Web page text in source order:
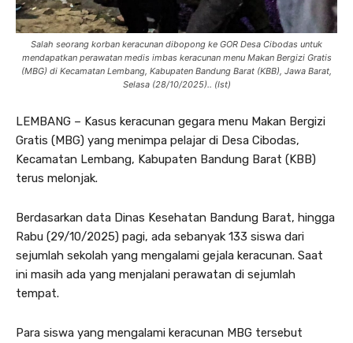
Salah seorang korban keracunan dibopong ke GOR Desa Cibodas untuk
mendapatkan perawatan medis imbas keracunan menu Makan Bergizi Gratis
(MBG) di Kecamatan Lembang, Kabupaten Bandung Barat (KBB), Jawa Barat,
Selasa (28/10/2025).. (Ist)
LEMBANG – Kasus keracunan gegara menu Makan Bergizi
Gratis (MBG) yang menimpa pelajar di Desa Cibodas,
Kecamatan Lembang, Kabupaten Bandung Barat (KBB)
terus melonjak.
Berdasarkan data Dinas Kesehatan Bandung Barat, hingga
Rabu (29/10/2025) pagi, ada sebanyak 133 siswa dari
sejumlah sekolah yang mengalami gejala keracunan. Saat
ini masih ada yang menjalani perawatan di sejumlah
tempat.
Para siswa yang mengalami keracunan MBG tersebut